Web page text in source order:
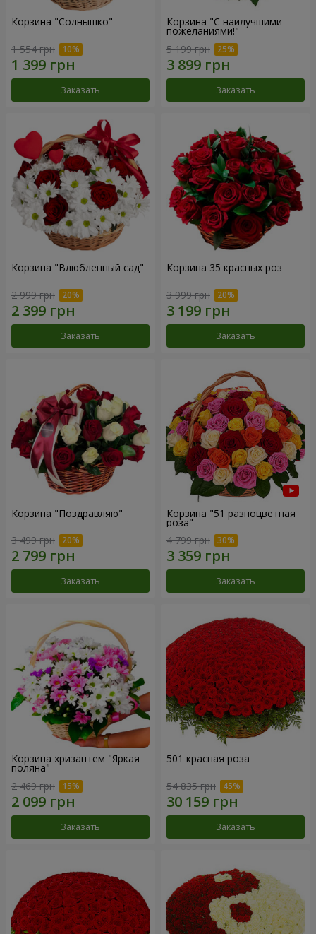
Корзина "Солнышко"
1 554 грн
Заказать
Корзина "С наилучшими
пожеланиями!"
5 199 грн
Заказать
Корзина "Влюбленный сад"
2 999 грн
Заказать
Корзина 35 красных роз
3 999 грн
Заказать
Корзина "Поздравляю"
3 499 грн
Заказать
Корзина "51 разноцветная
роза"
4 799 грн
Заказать
Корзина хризантем "Яркая
поляна"
2 469 грн
Заказать
501 красная роза
54 835 грн
Заказать